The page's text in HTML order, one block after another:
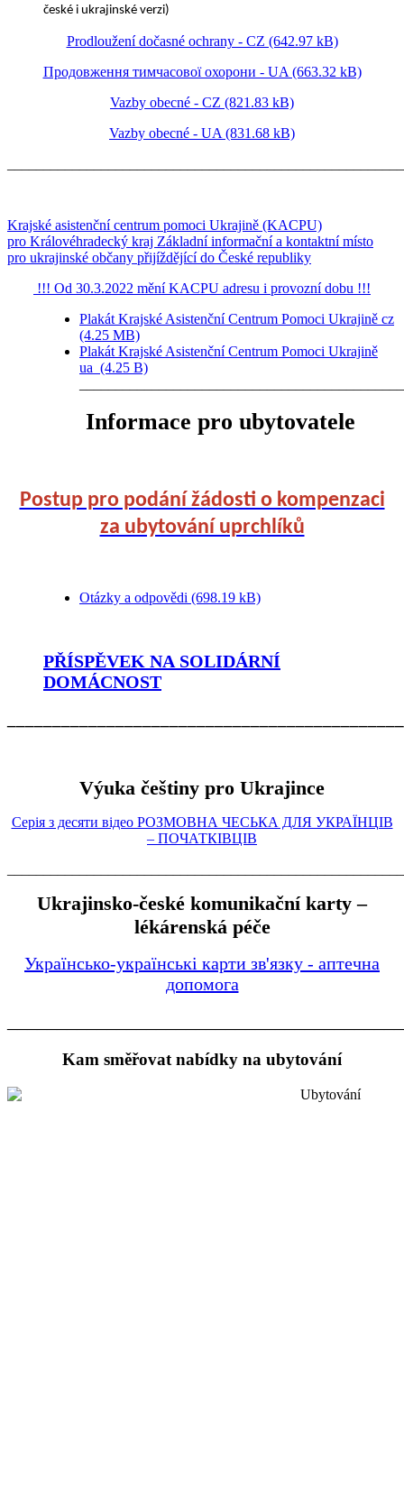
české i ukrajinské verzi)
Prodloužení dočasné ochrany - CZ (642.97 kB)
Продовження тимчасової охорони - UA (663.32 kB)
Vazby obecné - CZ (821.83 kB)
Vazby obecné - UA (831.68 kB)
Krajské asistenční centrum pomoci Ukrajině (KACPU)
pro Královéhradecký kraj Základní informační a kontaktní místo
pro ukrajinské občany přijíždějící do České republiky
!!! Od 30.3.2022 mění KACPU adresu i provozní dobu !!!
Plakát Krajské Asistenční Centrum Pomoci Ukrajině cz
(4.25 MB)
Plakát Krajské Asistenční Centrum Pomoci Ukrajině
ua (4.25 B)
Informace pro ubytovatele
Postup pro podání žádosti o kompenzaci
za ubytování uprchlíků
Otázky a odpovědi (698.19 kB)
PŘÍSPĚVEK NA SOLIDÁRNÍ
DOMÁCNOST
Výuka češtiny pro Ukrajince
Серія з десяти відео РОЗМОВНА ЧЕСЬКА ДЛЯ УКРАЇНЦІВ
– ПОЧАТКІВЦІВ
Ukrajinsko-české komunikační karty –
lékárenská péče
Українсько-українські карти зв'язку - аптечна
допомога
Kam směřovat nabídky na ubytování